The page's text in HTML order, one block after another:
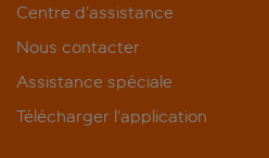
Centre d’assistance
Nous contacter
Assistance spéciale
Télécharger l’application